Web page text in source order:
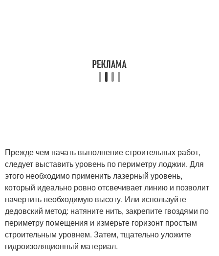
Прежде чем начать выполнение строительных работ,
следует выставить уровень по периметру лоджии. Для
этого необходимо применить лазерный уровень,
который идеально ровно отсвечивает линию и позволит
начертить необходимую высоту. Или используйте
дедовский метод: натяните нить, закрепите гвоздями по
периметру помещения и измерьте горизонт простым
строительным уровнем. Затем, тщательно уложите
гидроизоляционный материал.